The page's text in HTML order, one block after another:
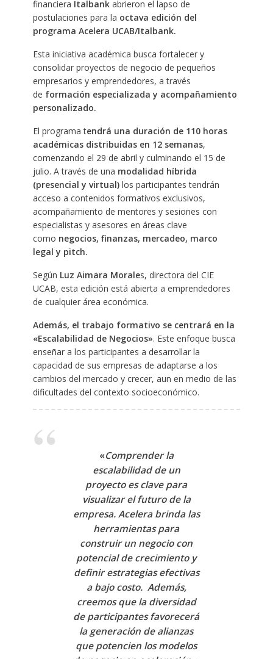
financiera Italbankabrieron el lapso de
postulaciones para la octava edición del
programa Acelera UCAB/Italbank.
Esta iniciativa académica busca fortalecer y
consolidar proyectos de negocio de pequeños
empresarios y emprendedores, a través
de formación especializada y acompañamiento
personalizado.
El programa tendrá una duración de 110 horas
académicas distribuidas en 12 semanas,
comenzando el 29 de abril y culminando el 15 de
julio. A través de una modalidad híbrida
(presencial y virtual)los participantes tendrán
acceso a contenidos formativos exclusivos,
acompañamiento de mentores y sesiones con
especialistas y asesores en áreas clave
como negocios, finanzas, mercadeo, marco
legal y pitch.
Según Luz Aimara Morales, directora del CIE
UCAB, esta edición está abierta a emprendedores
de cualquier área económica.
Además, el trabajo formativo se centrará en la
«Escalabilidad de Negocios». Este enfoque busca
enseñar a los participantes a desarrollar la
capacidad de sus empresas de adaptarse a los
cambios del mercado y crecer, aun en medio de las
dificultades del contexto socioeconómico.
«Comprender la
escalabilidad de un
proyecto es clave para
visualizar el futuro de la
empresa. Acelera brinda las
herramientas para
construir un negocio con
potencial de crecimiento y
definir estrategias efectivas
a bajo costo. Además,
creemos que la diversidad
de participantes favorecerá
la generación de alianzas
que potencien los modelos